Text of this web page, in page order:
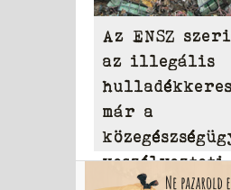
Az ENSZ
az illegális
már a
veszélyezteti